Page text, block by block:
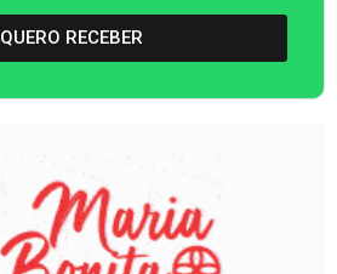
QUERO RECEBER